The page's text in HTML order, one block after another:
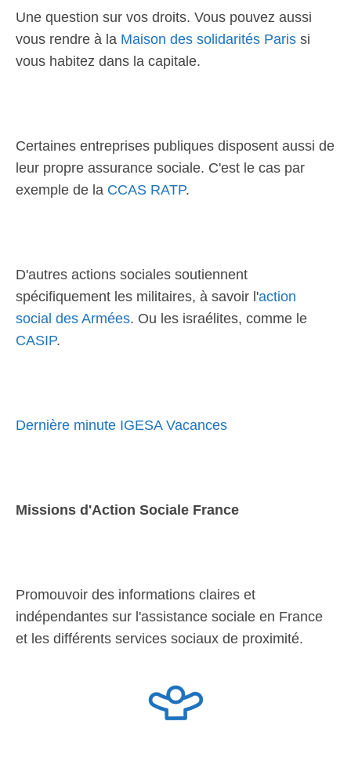
Une question sur vos droits. Vous pouvez aussi
vous rendre à la Maison des solidarités Paris si
vous habitez dans la capitale.
Certaines entreprises publiques disposent aussi de
leur propre assurance sociale. C'est le cas par
exemple de la CCAS RATP.
D'autres actions sociales soutiennent
spécifiquement les militaires, à savoir l'action
social des Armées. Ou les israélites, comme le
CASIP.
Dernière minute IGESA Vacances
Missions d'Action Sociale France
Promouvoir des informations claires et
indépendantes sur l'assistance sociale en France
et les différents services sociaux de proximité.